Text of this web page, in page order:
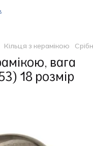
Кільця з керамікою
вага
18 розмір